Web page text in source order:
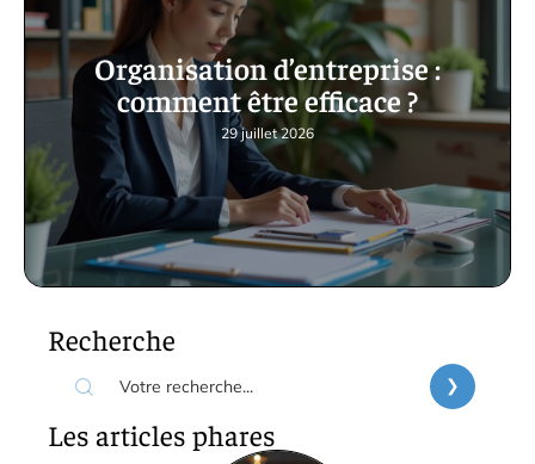
Organisation d’entreprise :
comment être efficace ?
29 juillet 2026
Recherche
Les articles phares